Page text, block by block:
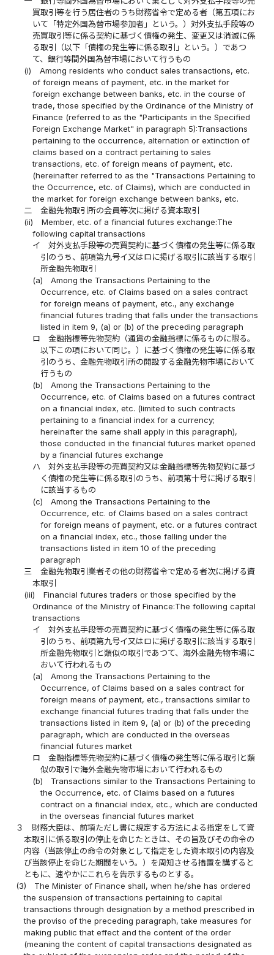
買取引等を行う居住者のうち財務省令で定める者（第五項にお
いて「特定外国為替市場参加者」という。）対外支払手段等の
売買取引等に係る契約に基づく債権の発生、変更又は消滅に係
る取引（以下「債権の発生等に係る取引」という。）であつ
て、銀行等間外国為替市場において行うもの
(i)
Among residents who conduct sales transactions, etc.
of foreign means of payment, etc. in the market for
foreign exchange between banks, etc. in the course of
trade, those specified by the Ordinance of the Ministry of
Finance (referred to as the "Participants in the Specified
Foreign Exchange Market" in paragraph 5):Transactions
pertaining to the occurrence, alternation or extinction of
claims based on a contract pertaining to sales
transactions, etc. of foreign means of payment, etc.
(hereinafter referred to as the "Transactions Pertaining to
the Occurrence, etc. of Claims), which are conducted in
the market for foreign exchange between banks, etc.
二
金融先物取引所の会員等次に掲げる資本取引
(ii)
Member, etc. of a financial futures exchange:The
following capital transactions
イ
対外支払手段等の売買契約に基づく債権の発生等に係る取
引のうち、前項第九号イ又はロに掲げる取引に該当する取引
所金融先物取引
(a)
Among the Transactions Pertaining to the
Occurrence, etc. of Claims based on a sales contract
for foreign means of payment, etc., any exchange
financial futures trading that falls under the transactions
listed in item 9, (a) or (b) of the preceding paragraph
ロ
金融指標等先物契約（通貨の金融指標に係るものに限る。
以下この項において同じ。）に基づく債権の発生等に係る取
引のうち、金融先物取引所の開設する金融先物市場において
行うもの
(b)
Among the Transactions Pertaining to the
Occurrence, etc. of Claims based on a futures contract
on a financial index, etc. (limited to such contracts
pertaining to a financial index for a currency;
hereinafter the same shall apply in this paragraph),
those conducted in the financial futures market opened
by a financial futures exchange
ハ
対外支払手段等の売買契約又は金融指標等先物契約に基づ
く債権の発生等に係る取引のうち、前項第十号に掲げる取引
に該当するもの
(c)
Among the Transactions Pertaining to the
Occurrence, etc. of Claims based on a sales contract
for foreign means of payment, etc. or a futures contract
on a financial index, etc., those falling under the
transactions listed in item 10 of the preceding
paragraph
三
金融先物取引業者その他の財務省令で定める者次に掲げる資
本取引
(iii)
Financial futures traders or those specified by the
Ordinance of the Ministry of Finance:The following capital
transactions
イ
対外支払手段等の売買契約に基づく債権の発生等に係る取
引のうち、前項第九号イ又はロに掲げる取引に該当する取引
所金融先物取引と類似の取引であつて、海外金融先物市場に
おいて行われるもの
(a)
Among the Transactions Pertaining to the
Occurrence, of Claims based on a sales contract for
foreign means of payment, etc., transactions similar to
exchange financial futures trading that falls under the
transactions listed in item 9, (a) or (b) of the preceding
paragraph, which are conducted in the overseas
financial futures market
ロ
金融指標等先物契約に基づく債権の発生等に係る取引と類
似の取引で海外金融先物市場において行われるもの
(b)
Transactions similar to the Transactions Pertaining to
the Occurrence, etc. of Claims based on a futures
contract on a financial index, etc., which are conducted
in the overseas financial futures market
３
財務大臣は、前項ただし書に規定する方法による指定をして資
本取引に係る取引の停止を命じたときは、その旨及びその命令の
内容（当該停止の命令の対象として指定をした資本取引の内容及
び当該停止を命じた期間をいう。）を周知させる措置を講ずると
ともに、速やかにこれらを告示するものとする。
(3)
The Minister of Finance shall, when he/she has ordered
the suspension of transactions pertaining to capital
transactions through designation by a method prescribed in
the proviso of the preceding paragraph, take measures for
making public that effect and the content of the order
(meaning the content of capital transactions designated as